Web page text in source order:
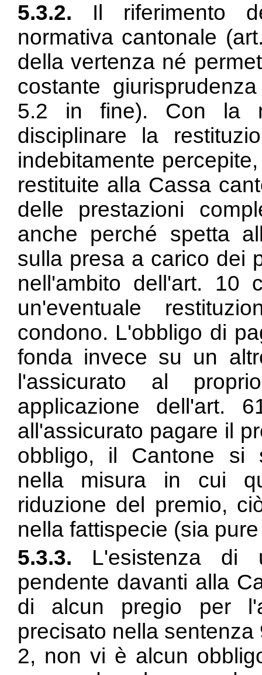
5.3.2. Il riferimento
normativa cantonale
della vertenza né
costante
5.2 in fine). Con la
disciplinare la
indebitamente
restituite alla Cassa
delle prestazioni
anche perché spetta
sulla presa a carico dei
nell'ambito dell'art.
un'eventuale
condono. L'obbligo di
fonda invece su un
l'assicurato al
applicazione dell'art.
all'assicurato pagare il
obbligo, il Cantone si
nella misura in cui
riduzione del premio,
nella fattispecie (sia
5.3.3. L'esistenza di
pendente davanti alla
di alcun pregio per
precisato nella
2, non vi è alcun